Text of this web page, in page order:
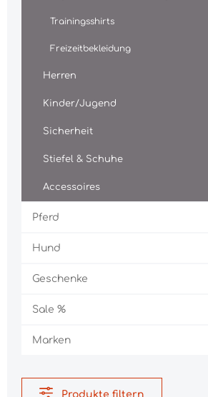
Trainingsshirts
Freizeitbekleidung
Herren
Kinder/Jugend
Sicherheit
Stiefel & Schuhe
Accessoires
Pferd
Hund
Geschenke
Sale %
Marken
Produkte filtern